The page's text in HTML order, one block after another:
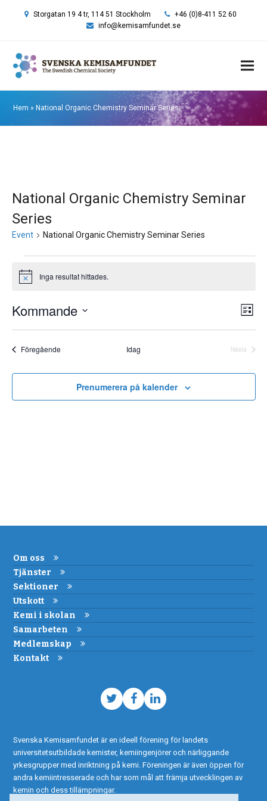
Storgatan 19 4 tr, 114 51 Stockholm
+46 (0)8-411 52 60
info@kemisamfundet.se
Hem » National Organic Chemistry Seminar Series
National Organic Chemistry Seminar
Series
Event National Organic Chemistry Seminar Series
Notis Inga resultat hittades.
Vy-
Lista
Kommande
FöregåendeEvent Idag
Nästa
Prenumerera på kalender
Om oss
Tjänster
Sektioner
Utskott
Kemi i skolan
Samarbeten
Medlemskap
Kontakt
TwitterFacebook
LinkedIn
Svenska Kemisamfundet är en ideell förening för landets
universitetsutbildade kemister, kemiingenjörer och närliggande
yrkesgrupper med inriktning på kemi. Föreningen är även öppen för
andra kemiintresserade och har som mål att främja utvecklingen av
kemin och dess tillämpningar.